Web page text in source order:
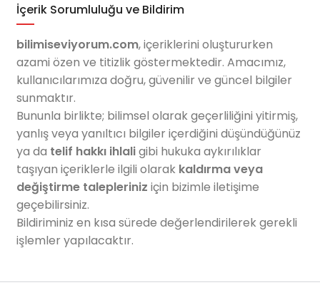
İçerik Sorumluluğu ve Bildirim
bilimiseviyorum.com, içeriklerini oluştururken
azami özen ve titizlik göstermektedir. Amacımız,
kullanıcılarımıza doğru, güvenilir ve güncel bilgiler
sunmaktır.
Bununla birlikte; bilimsel olarak geçerliliğini yitirmiş,
yanlış veya yanıltıcı bilgiler içerdiğini düşündüğünüz
ya da telif hakkı ihlaligibi hukuka aykırılıklar
taşıyan içeriklerle ilgili olarak kaldırma veya
değiştirme talepleriniz için bizimle iletişime
geçebilirsiniz.
Bildiriminiz en kısa sürede değerlendirilerek gerekli
işlemler yapılacaktır.